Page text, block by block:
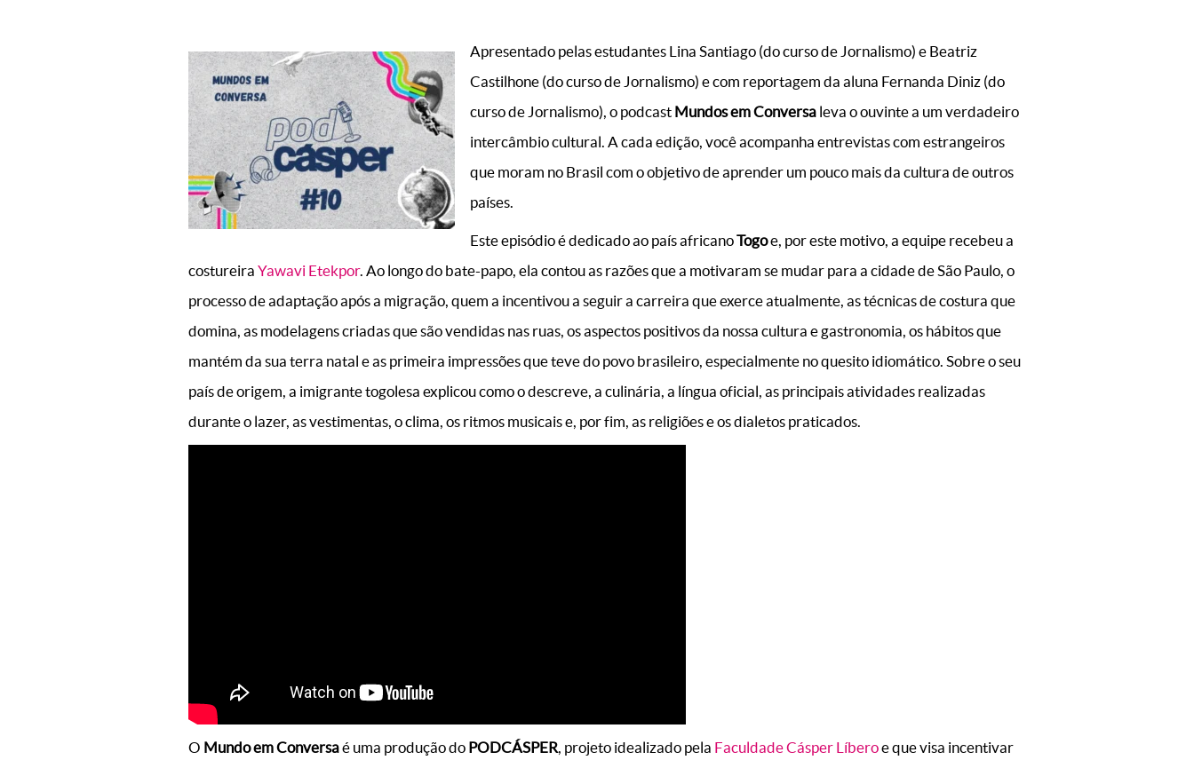
Apresentado pelas estudantes Lina Santiago (do curso de Jornalismo) e Beatriz
Castilhone (do curso de Jornalismo) e com reportagem da aluna Fernanda Diniz (do
curso de Jornalismo), o podcast Mundos em Conversa leva o ouvinte a um verdadeiro
intercâmbio cultural. A cada edição, você acompanha entrevistas com estrangeiros
que moram no Brasil com o objetivo de aprender um pouco mais da cultura de outros
países.
Este episódio é dedicado ao país africanoTogoe, por este motivo, a equipe recebeu a
costureira Yawavi Etekpor. Ao longo do bate-papo, ela contou as razões que a motivaram se mudar para a cidade de São Paulo, o
processo de adaptação após a migração, quem a incentivou a seguir a carreira que exerce atualmente, as técnicas de costura que
domina, as modelagens criadas que são vendidas nas ruas, os aspectos positivos da nossa cultura e gastronomia, os hábitos que
mantém da sua terra natal e as primeira impressões que teve do povo brasileiro, especialmente no quesito idiomático. Sobre o seu
país de origem, a imigrante togolesa explicou como o descreve, a culinária, a língua oficial, as principais atividades realizadas
durante o lazer, as vestimentas, o clima, os ritmos musicais e, por fim, as religiões e os dialetos praticados.
O Mundo em Conversaé uma produção do PODCÁSPER, projeto idealizado pela Faculdade Cásper Líberoe que visa incentivar